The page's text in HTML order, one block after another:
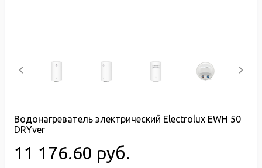
Водонагреватель электрический Electrolux EWH 50
DRYver
11 176.60 руб.